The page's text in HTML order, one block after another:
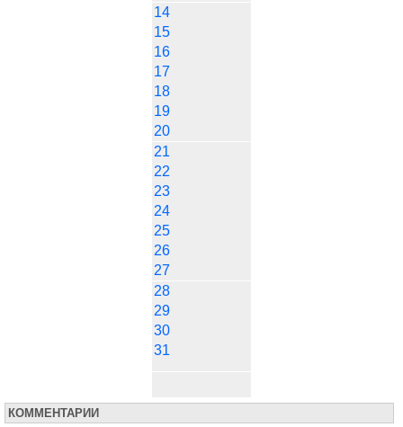
14
15
16
17
18
19
20
21
22
23
24
25
26
27
28
29
30
31
КОММЕНТАРИИ